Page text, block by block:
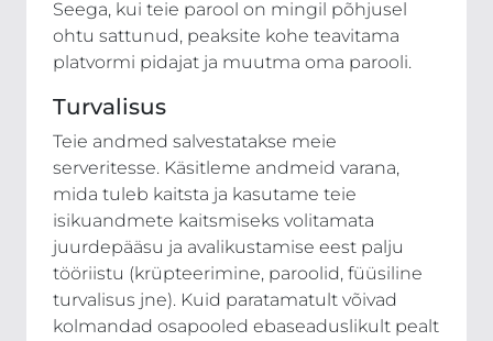
Seega, kui teie parool on mingil põhjusel
ohtu sattunud, peaksite kohe teavitama
platvormi pidajat ja muutma oma parooli.
Turvalisus
Teie andmed salvestatakse meie
serveritesse. Käsitleme andmeid varana,
mida tuleb kaitsta ja kasutame teie
isikuandmete kaitsmiseks volitamata
juurdepääsu ja avalikustamise eest palju
tööriistu (krüpteerimine, paroolid, füüsiline
turvalisus jne). Kuid paratamatult võivad
kolmandad osapooled ebaseaduslikult pealt